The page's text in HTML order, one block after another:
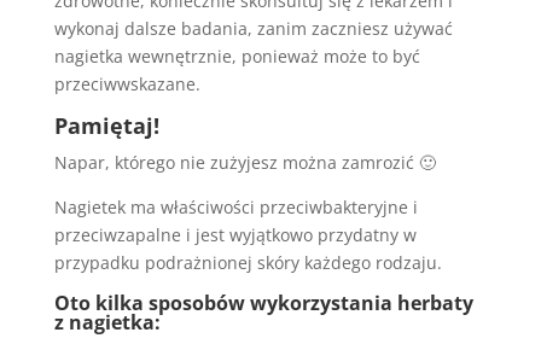
wykonaj dalsze badania, zanim zaczniesz używać
nagietka wewnętrznie, ponieważ może to być
przeciwwskazane.
Pamiętaj!
Napar, którego nie zużyjesz można zamrozić 🙂
Nagietek ma właściwości przeciwbakteryjne i
przeciwzapalne i jest wyjątkowo przydatny w
przypadku podrażnionej skóry każdego rodzaju.
Oto kilka sposobów wykorzystania herbaty
z nagietka: